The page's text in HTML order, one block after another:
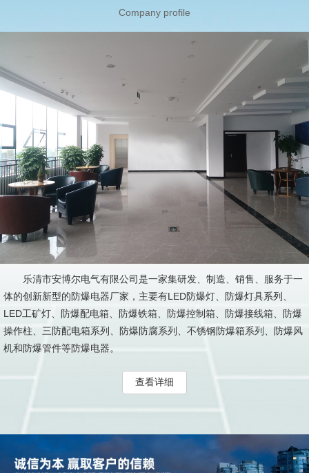
Company profile
乐清市安博尔电气有限公司是一家集研发、制造、销售、服务于一
体的创新新型的防爆电器厂家，主要有LED防爆灯、防爆灯具系列、
LED工矿灯、防爆配电箱、防爆铁箱、防爆控制箱、防爆接线箱、防爆
操作柱、三防配电箱系列、防爆防腐系列、不锈钢防爆箱系列、防爆风
机和防爆管件等防爆电器。
查看详细